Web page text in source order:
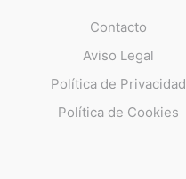
Contacto
Aviso Legal
Política de Privacidad
Política de Cookies